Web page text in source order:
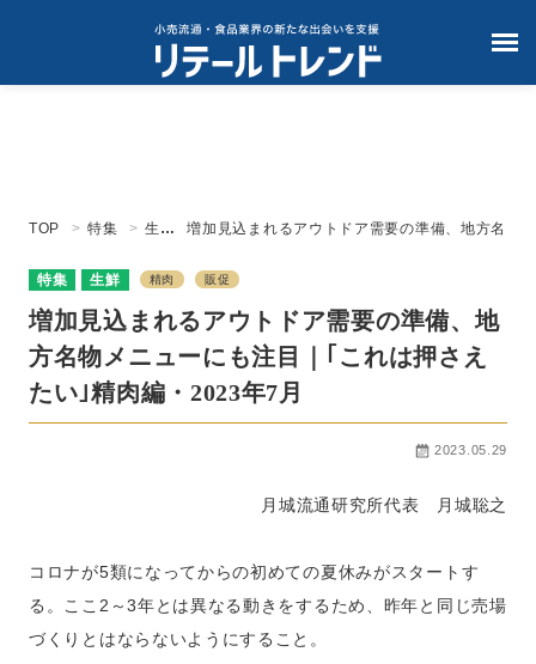
TOP 特集 生鮮
増加見込まれるアウトドア需要の準備、地方名
編・2023年7月
特集 生鮮 精肉 販促
増加見込まれるアウトドア需要の準備、地
方名物メニューにも注目｜｢これは押さえ
たい｣精肉編・2023年7月
2023.05.29
月城流通研究所代表 月城聡之
コロナが5類になってからの初めての夏休みがスタートす
る。ここ2～3年とは異なる動きをするため、昨年と同じ売場
づくりとはならないようにすること。